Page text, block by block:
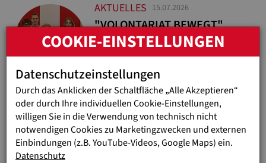
AKTUELLES 15.07.2026
"VOLONTARIAT BEWEGT"
ENTSENDET 24 FREIWILLIGE
Sozialministerin Korinna Schumann
würdigt Engagement junger Menschen.
AKTUELLES 01.07.2026
ERDBEBEN IN VENEZUELA:
WOLFGANG WEDAN VOR ORT
Nothilfe-Koordinator berichtet von
COOKIE-EINSTELLUNGEN
Datenschutzeinstellungen
Durch das Anklicken der Schaltfläche „Alle Akzeptieren“
oder durch Ihre individuellen Cookie-Einstellungen,
willigen Sie in die Verwendung von technisch nicht
notwendigen Cookies zu Marketingzwecken und externen
Einbindungen (z.B. YouTube-Videos, Google Maps) ein.
Datenschutz